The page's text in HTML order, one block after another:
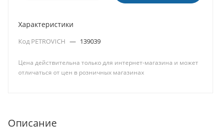
Характеристики
Код PETROVICH — 139039
Цена действительна только для интернет-магазина и может
отличаться от цен в розничных магазинах
Описание